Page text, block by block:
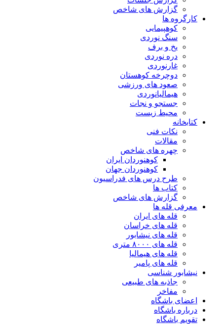
گزارش های شاخص
کارگروه ها
کوهپیمایی
سنگ نوردی
یخ و برف
دره نوردی
غارنوردی
دوچرخه کوهستان
صعود های ورزشی
هیمالیانوردی
جستجو و نجات
محیط زیست
کتابخانه
نکات فنی
مقالات
چهره های شاخص
کوهنوردان ایران
کوهنوردان جهان
طرح درس های فدراسیون
کتاب ها
گزارش های شاخص
معرفی قله ها
قله های ایران
قله های خراسان
قله های نیشابور
قله های ۸۰۰۰ متری
قله های هیمالیا
قله های پامیر
نیشابور شناسی
جاذبه های طبیعی
مفاخر
اعضای باشگاه
درباره باشگاه
تقویم باشگاه